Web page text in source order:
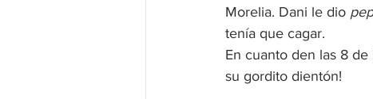
Morelia. Dani le dio
tenía que cagar.
En cuanto den las 8
su gordito dientón!